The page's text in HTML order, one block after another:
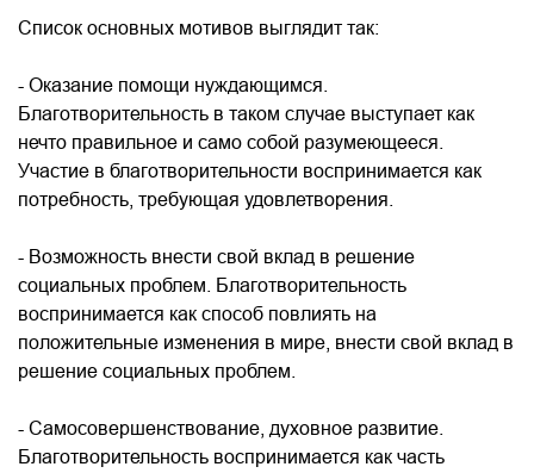
Список основных мотивов выглядит так:
- Оказание помощи нуждающимся.
Благотворительность в таком случае выступает как
нечто правильное и само собой разумеющееся.
Участие в благотворительности воспринимается как
потребность, требующая удовлетворения.
- Возможность внести свой вклад в решение
социальных проблем. Благотворительность
воспринимается как способ повлиять на
положительные изменения в мире, внести свой вклад в
решение социальных проблем.
- Самосовершенствование, духовное развитие.
Благотворительность воспринимается как часть